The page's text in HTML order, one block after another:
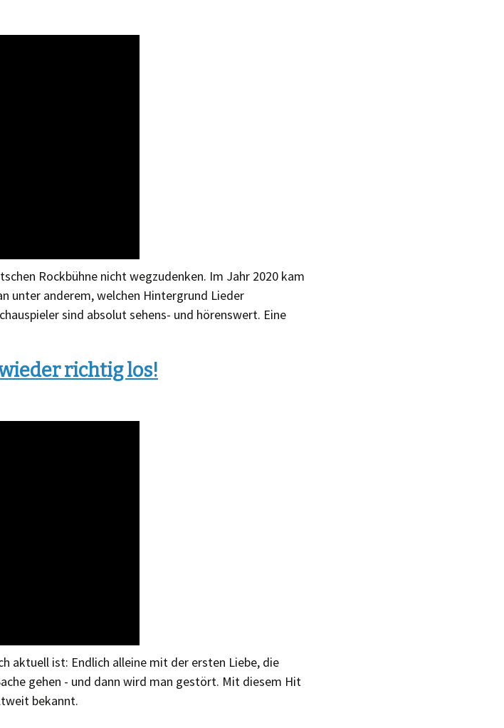
Rockbühne nicht wegzudenken. Im Jahr 2020 kam
unter anderem, welchen Hintergrund Lieder
sind absolut sehens- und hörenswert. Eine
richtig los!
aktuell ist: Endlich alleine mit der ersten Liebe, die
gehen - und dann wird man gestört. Mit diesem Hit
bekannt.